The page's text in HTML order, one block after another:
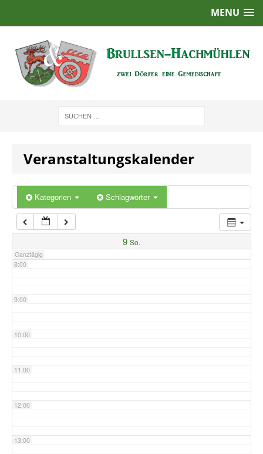
MENU
Veranstaltungskalender
Kategorien Schlagwörter
9 So.
Ganztägig
2:00
5:00
7:00
8:00
9:00
10:00
11:00
12:00
13:00